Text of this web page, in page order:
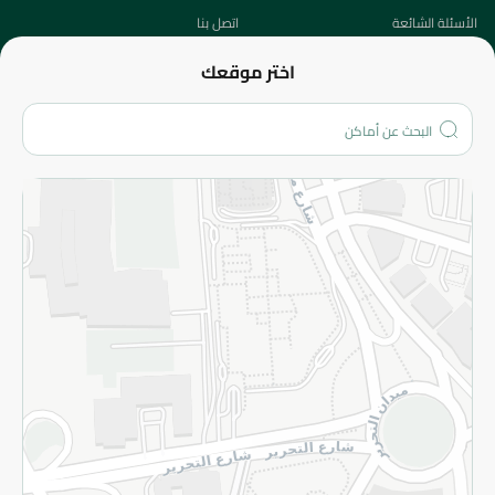
اختر موقعك
الأسئلة الشائعة
اتصل بنا
من نحن؟
الفروع
المزيد
الاسترجاع
سياسة الاستخدام
سياسة الخصوصية
قم بالتسجيل للنشرة